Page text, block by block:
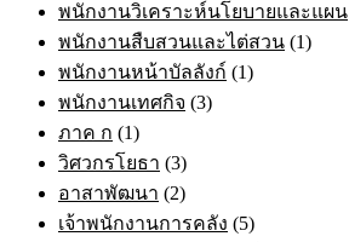
พนักงานวิเคราะห์นโยบายและแผน
พนักงานสืบสวนและไต่สวน (1)
พนักงานหน้าบัลลังก์ (1)
พนักงานเทศกิจ (3)
ภาค ก (1)
วิศวกรโยธา (3)
อาสาพัฒนา (2)
เจ้าพนักงานการคลัง (5)